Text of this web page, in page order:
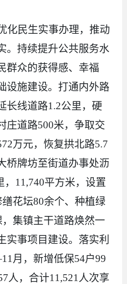
化民生实事办理，推动
持续提升公共服务水
群众的获得感、幸福
设施建设。 打通内外路
长线道路1.2公里，硬
庄道路500米，争取交
万元，恢复拱北路5.7
桥牌坊至街道办事处沥
11 ,740平方米，设置
花坛80余个、 种植绿
， 集镇主干道路焕然一
实事项目建设。落实利
11 月，新增低保54户99
人， 合计11,521 人次享